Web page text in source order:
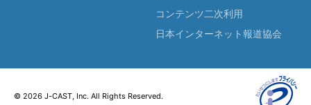
コンテンツ二次利用
日本インターネット報道協会
© 2026 J-CAST, Inc. All Rights Reserved.